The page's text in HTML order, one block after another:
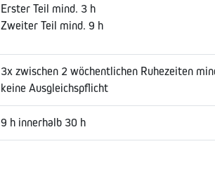
Erster Teil mind. 3 h
Zweiter Teil mind. 9 h
3x zwischen 2 wöchentlichen Ruhezeiten
keine Ausgleichspflicht
9 h innerhalb 30 h